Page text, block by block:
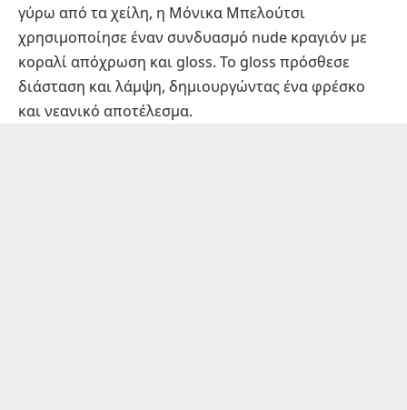
γύρω από τα χείλη, η Μόνικα Μπελούτσι
χρησιμοποίησε έναν συνδυασμό nude κραγιόν με
κοραλί απόχρωση και gloss. Το gloss πρόσθεσε
διάσταση και λάμψη, δημιουργώντας ένα φρέσκο
και νεανικό αποτέλεσμα.